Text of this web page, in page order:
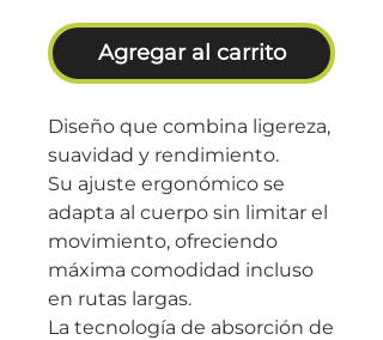
Agregar al carrito
Diseño que combina ligereza,
suavidad y rendimiento.
Su ajuste ergonómico se
adapta al cuerpo sin limitar el
movimiento, ofreciendo
máxima comodidad incluso
en rutas largas.
La tecnología de absorción de